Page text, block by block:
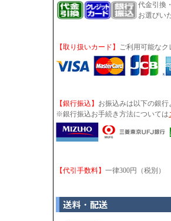
代金引換
お選びい
【取り扱いカード】 ご利用可能な
【銀行振込】 お振込みは以下の銀行
※銀行振込お手続き方法については
【代引手数料】 一律300円（税別）